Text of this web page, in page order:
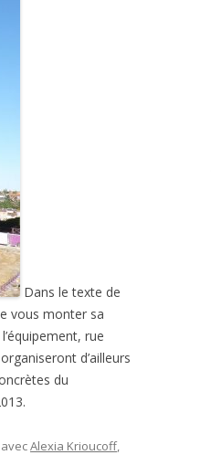
Dans le texte de
vous monter sa
rue
organiseront d’ailleurs
du
Alexia Krioucoff,